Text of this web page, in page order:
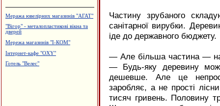
Меража ювелірних магазинів "АГАТ"
"Вігор" - металопластикові вікна та
дверей
Мережа магазинів "І-КОМ"
Інтернет-кафе "OXY"
Готель "Велес"
Частину зрубаного
санітарної вирубки.
іде до державного бюджету.
— Але більша частина —
— Будь-яку деревину
дешевше. Але це
заробляє, а не прості
тисяч гривень. Половину